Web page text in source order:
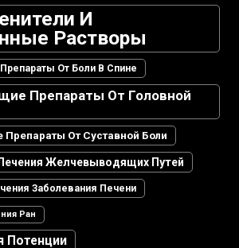
И
Растворы
От Боли В Спине
Препараты От Головной
От Суставной Боли
Желчевыводящих Путей
Заболевания Печени
Ран
Потенции